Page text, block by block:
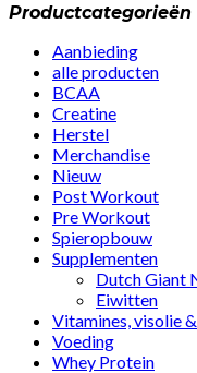
Productcategorieën
Aanbieding
alle producten
BCAA
Creatine
Herstel
Merchandise
Nieuw
Post Workout
Pre Workout
Spieropbouw
Supplementen
Dutch Giant
Eiwitten
Vitamines, visolie
Voeding
Whey Protein